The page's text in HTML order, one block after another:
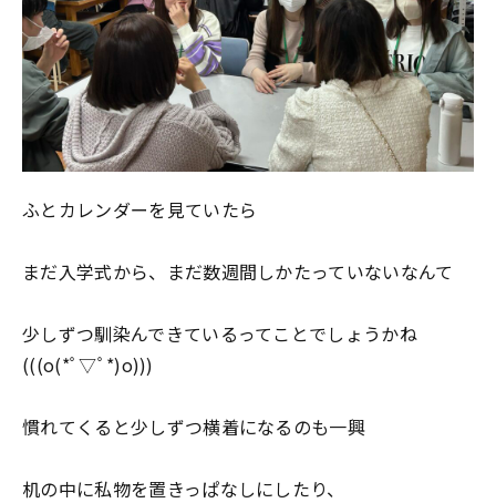
ふとカレンダーを見ていたら
まだ入学式から、まだ数週間しかたっていないなんて
少しずつ馴染んできているってことでしょうかね
(((o(*ﾟ▽ﾟ*)o)))
慣れてくると少しずつ横着になるのも一興
机の中に私物を置きっぱなしにしたり、